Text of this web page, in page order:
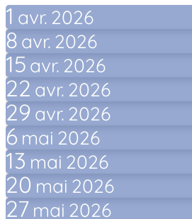
1 avr. 2026
8 avr. 2026
15 avr. 2026
22 avr. 2026
29 avr. 2026
6 mai 2026
13 mai 2026
20 mai 2026
27 mai 2026